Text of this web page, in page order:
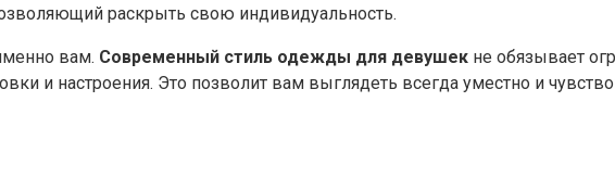
раскрыть свою индивидуальность.
вам. Современный стиль одежды для девушек не обязывает
и настроения. Это позволит вам выглядеть всегда уместно и